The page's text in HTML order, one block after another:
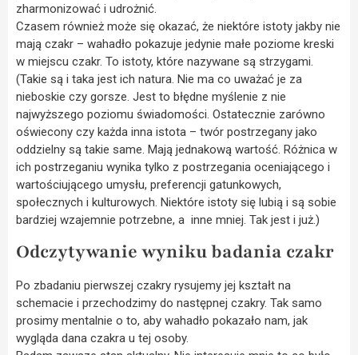
zharmonizować i udrożnić.
Czasem również może się okazać, że niektóre istoty jakby nie
mają czakr – wahadło pokazuje jedynie małe poziome kreski
w miejscu czakr. To istoty, które nazywane są strzygami.
(Takie są i taka jest ich natura. Nie ma co uważać je za
nieboskie czy gorsze. Jest to błędne myślenie z nie
najwyższego poziomu świadomości. Ostatecznie zarówno
oświecony czy każda inna istota – twór postrzegany jako
oddzielny są takie same. Mają jednakową wartość. Różnica w
ich postrzeganiu wynika tylko z postrzegania oceniającego i
wartościującego umysłu, preferencji gatunkowych,
społecznych i kulturowych. Niektóre istoty się lubią i są sobie
bardziej wzajemnie potrzebne, a inne mniej. Tak jest i już.)
Odczytywanie wyniku badania czakr
Po zbadaniu pierwszej czakry rysujemy jej kształt na
schemacie i przechodzimy do następnej czakry. Tak samo
prosimy mentalnie o to, aby wahadło pokazało nam, jak
wygląda dana czakra u tej osoby.